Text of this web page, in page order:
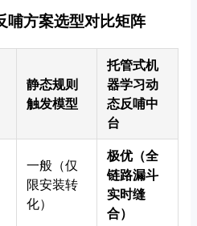
哺方案选型对比矩阵
静态规则
触发模型
托管式机
器学习动
态反哺中
台
一般（仅
限安装转
化）
极优（全
链路漏斗
实时缝
合）